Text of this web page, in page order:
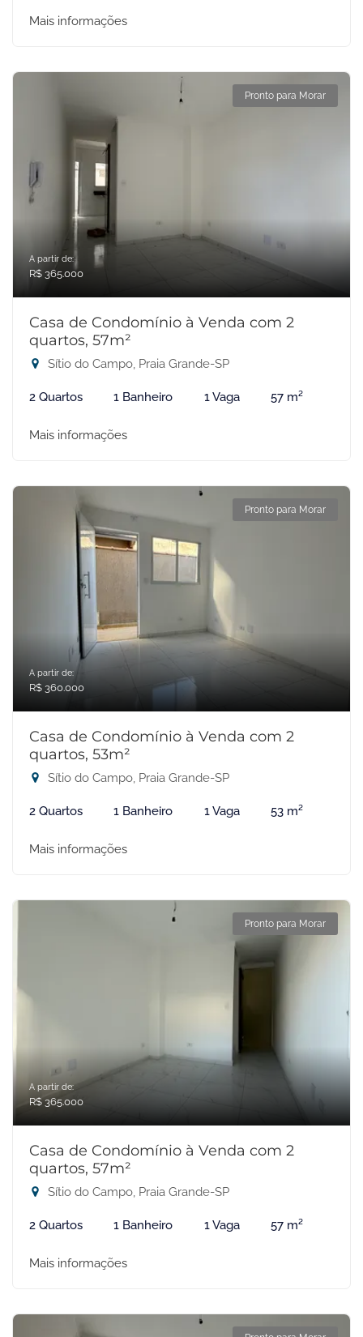
Mais informações
Pronto para Morar
A partir de:
R$ 365.000
Casa de Condomínio à Venda com 2
quartos, 57m²
Sítio do Campo, Praia Grande-SP
2 Quartos 1 Banheiro 1 Vaga 57 m²
Mais informações
Pronto para Morar
A partir de:
R$ 360.000
Casa de Condomínio à Venda com 2
quartos, 53m²
Sítio do Campo, Praia Grande-SP
2 Quartos 1 Banheiro 1 Vaga 53 m²
Mais informações
Pronto para Morar
A partir de:
R$ 365.000
Casa de Condomínio à Venda com 2
quartos, 57m²
Sítio do Campo, Praia Grande-SP
2 Quartos 1 Banheiro 1 Vaga 57 m²
Mais informações